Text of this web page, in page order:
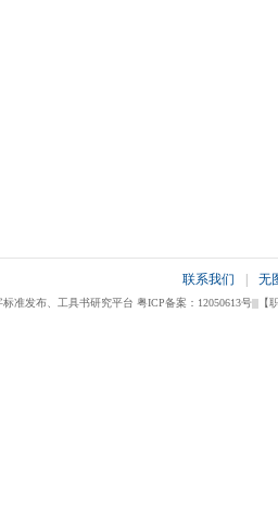
联系我们 无
准发布、工具书研究平台 粤ICP备案：12050613号|||【